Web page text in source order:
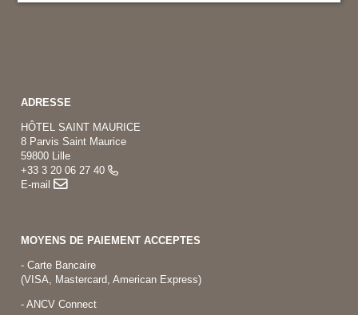
ADRESSE
HÔTEL SAINT MAURICE
8 Parvis Saint Maurice
59800 Lille
+33 3 20 06 27 40
E-mail
MOYENS DE PAIEMENT ACCEPTES
- Carte Bancaire
(VISA, Mastercard, American Express)
- ANCV Connect